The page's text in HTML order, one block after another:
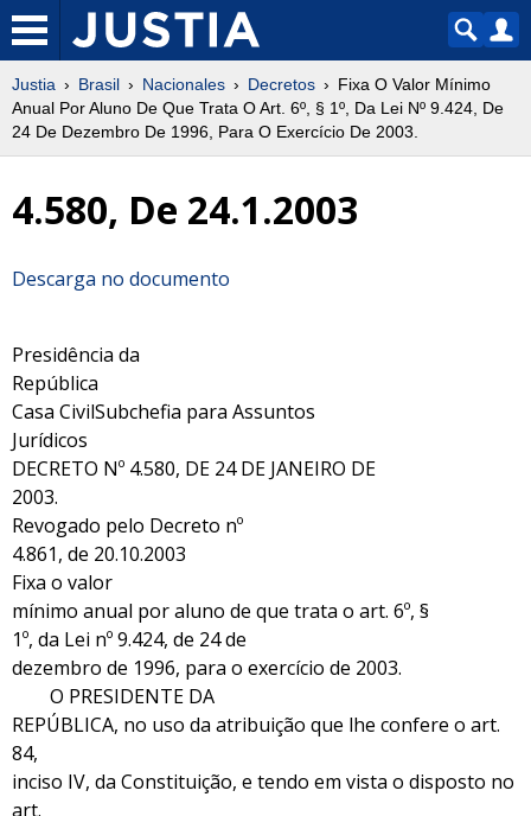
Justia Brasil Nacionales Decretos
Fixa O Valor Mínimo
Anual Por Aluno De Que Trata O Art. 6º, § 1º, Da Lei Nº 9.424, De
24 De Dezembro De 1996, Para O Exercício De 2003.
4.580, De 24.1.2003
Descarga no documento
Presidência da
República
Casa CivilSubchefia para Assuntos
Jurídicos
DECRETO Nº 4.580, DE 24 DE JANEIRO DE
2003.
Revogado pelo Decreto nº
4.861, de 20.10.2003
Fixa o valor
mínimo anual por aluno de que trata o art. 6º, §
1º, da Lei nº 9.424, de 24 de
dezembro de 1996, para o exercício de 2003.
O PRESIDENTE DA
REPÚBLICA, no uso da atribuição que lhe confere o art.
84,
inciso IV, da Constituição, e tendo em vista o disposto no
art.